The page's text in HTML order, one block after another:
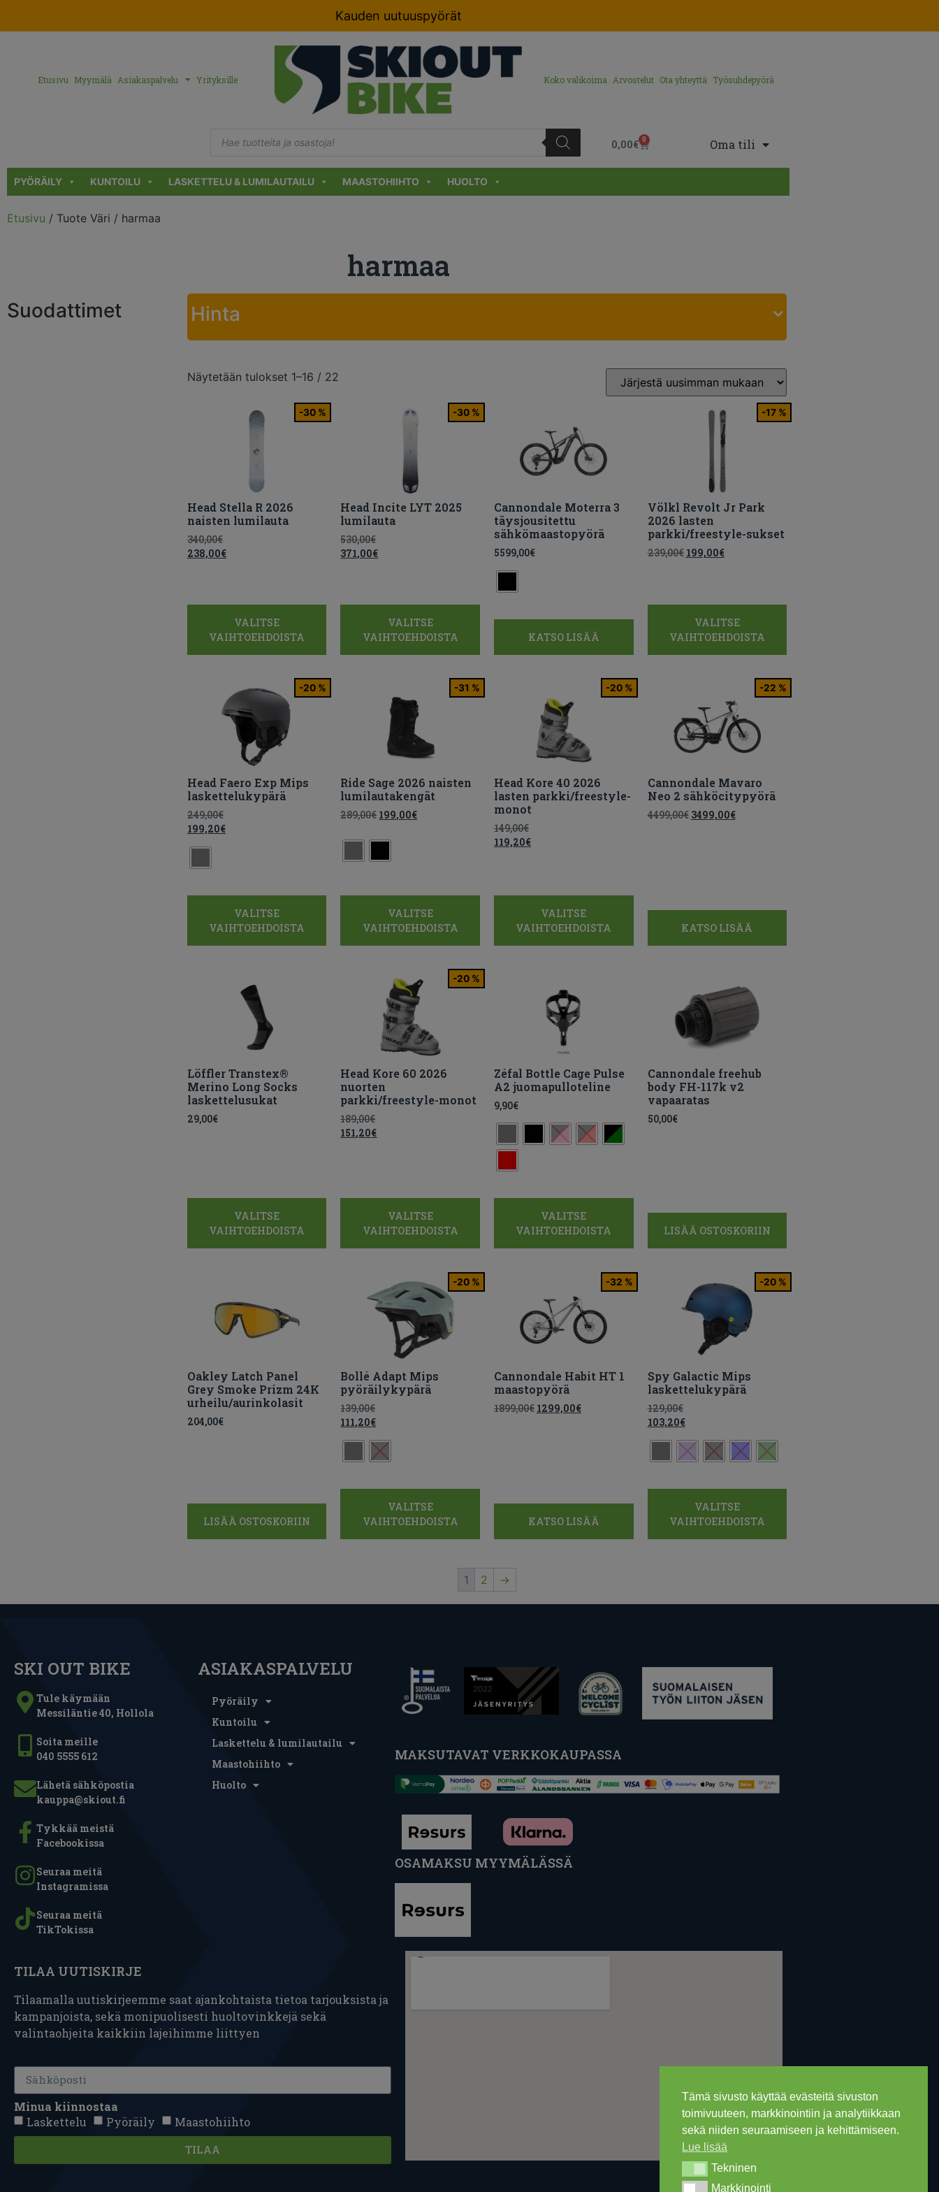
Tämä sivusto käyttää evästeitä sivuston
toimivuuteen, markkinointiin ja analytiikkaan
sekä niiden seuraamiseen ja kehittämiseen.
Lue lisää
TekninenTekninen
MarkkinointiMarkkinointi
Kauden uutuuspyörät
Etusivu Myymälä Asiakaspalvelu Yrityksille Koko valikoima Arvostelut Ota yhteyttä Työsuhdepyörä
0,00€ 0 Oma tili
PYÖRÄILY KUNTOILU LASKETTELU & LUMILAUTAILU MAASTOHIIHTO HUOLTO
Etusivu / Tuote Väri / harmaa
harmaa
Suodattimet Hinta
Näytetään tulokset 1–16 / 22
-30 %
Head Stella R 2026
naisten lumilauta
340,00€
238,00€
VALITSE
VAIHTOEHDOISTA
-30 %
Head Incite LYT 2025
lumilauta
530,00€
371,00€
VALITSE
VAIHTOEHDOISTA
Cannondale Moterra 3
täysjousitettu
sähkömaastopyörä
5599,00€
KATSO LISÄÄ
-17 %
Völkl Revolt Jr Park
2026 lasten
parkki/freestyle-sukset
239,00€ 199,00€
VALITSE
VAIHTOEHDOISTA
-20 %
Head Faero Exp Mips
laskettelukypärä
249,00€
199,20€
VALITSE
VAIHTOEHDOISTA
-31 %
Ride Sage 2026 naisten
lumilautakengät
289,00€199,00€
VALITSE
VAIHTOEHDOISTA
-20 %
Head Kore 40 2026
lasten parkki/freestyle-
monot
149,00€
119,20€
VALITSE
VAIHTOEHDOISTA
-22 %
Cannondale Mavaro
Neo 2 sähköcitypyörä
4499,00€ 3499,00€
KATSO LISÄÄ
Löffler Transtex®
Merino Long Socks
laskettelusukat
29,00€
VALITSE
VAIHTOEHDOISTA
-20 %
Head Kore 60 2026
nuorten
parkki/freestyle-monot
189,00€
151,20€
VALITSE
VAIHTOEHDOISTA
Zéfal Bottle Cage Pulse
A2 juomapulloteline
9,90€
VALITSE
VAIHTOEHDOISTA
Cannondale freehub
body FH-117k v2
vapaaratas
50,00€
LISÄÄ OSTOSKORIIN
Oakley Latch Panel
Grey Smoke Prizm 24K
urheilu/aurinkolasit
204,00€
LISÄÄ OSTOSKORIIN
-20 %
Bollé Adapt Mips
pyöräilykypärä
139,00€
111,20€
VALITSE
VAIHTOEHDOISTA
-32 %
Cannondale Habit HT 1
maastopyörä
1899,00€ 1299,00€
KATSO LISÄÄ
-20 %
Spy Galactic Mips
laskettelukypärä
129,00€
103,20€
VALITSE
VAIHTOEHDOISTA
1 2 →
SKI OUT BIKE
Tule käymään
Messiläntie 40, Hollola
Soita meille
040 5555 612
Lähetä sähköpostia
kauppa@skiout.fi
Tykkää meistä
Facebookissa
Seuraa meitä
Instagramissa
Seuraa meitä
TikTokissa
ASIAKASPALVELU
Pyöräily
Kuntoilu
Laskettelu & lumilautailu
Maastohiihto
Huolto
MAKSUTAVAT VERKKOKAUPASSA
OSAMAKSU MYYMÄLÄSSÄ
TILAA UUTISKIRJE
Tilaamalla uutiskirjeemme saat ajankohtaista tietoa tarjouksista ja
kampanjoista, sekä monipuolisesti huoltovinkkejä sekä
valintaohjeita kaikkiin lajeihimme liittyen
Minua kiinnostaa
Laskettelu
Pyöräily Maastohiihto
TILAA